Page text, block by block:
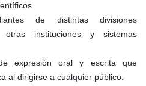
de distintas divisiones
instituciones y sistemas
expresión oral y escrita que
al dirigirse a cualquier público.